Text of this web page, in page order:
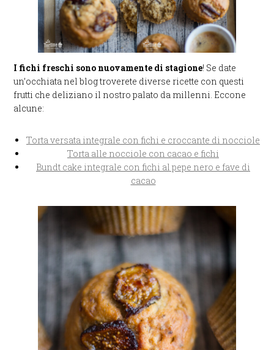
I fichi freschi sono nuovamente di stagione! Se date
un’occhiata nel blog troverete diverse ricette con questi
frutti che deliziano il nostro palato da millenni. Eccone
alcune:
Torta versata integrale con fichi e croccante di nocciole
Torta alle nocciole con cacao e fichi
Bundt cake integrale con fichi al pepe nero e fave di
cacao